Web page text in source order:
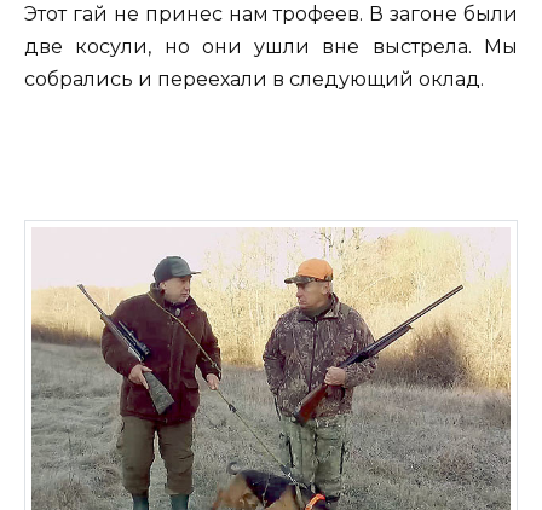
Этот гай не принес нам трофеев. В загоне были
две косули, но они ушли вне выстрела. Мы
собрались и переехали в следующий оклад.